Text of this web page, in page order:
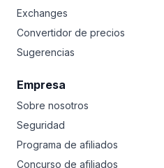
Exchanges
Convertidor de precios
Sugerencias
Empresa
Sobre nosotros
Seguridad
Programa de afiliados
Concurso de afiliados